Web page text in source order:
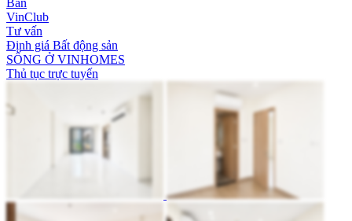
Bán
VinClub
Tư vấn
Định giá Bất động sản
SỐNG Ở VINHOMES
Thủ tục trực tuyến